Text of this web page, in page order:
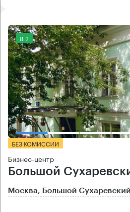
8.2
БЕЗ КОМИССИИ
Бизнес-центр
Большой
Москва, Большой